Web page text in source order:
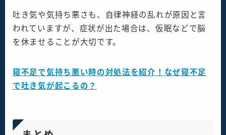
吐き気や気持ち悪さも、自律神経の乱れが原因と言
われていますが、症状が出た場合は、仮眠などで脳
を休ませることが大切です。
寝不足で気持ち悪い時の対処法を紹介！なぜ寝不足
で吐き気が起こるの？